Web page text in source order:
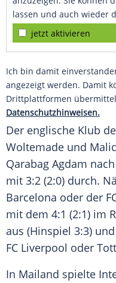
lassen und auch wieder
jetzt aktivieren
Ich bin damit
angezeigt werden. Damit
Drittplattformen
Datenschutzhinweisen.
Der englische Klub
Woltemade und
Qarabag Agdam
mit 3:2 (2:0) durch.
Barcelona oder der
mit dem 4:1 (2:1) im
aus (Hinspiel 3:3)
FC Liverpool oder
In Mailand spielte